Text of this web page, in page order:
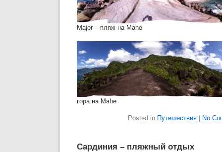
Major – пляж на Mahe
гора на Mahe
Posted in Путешествия No
Сардиния – пляжный отдых